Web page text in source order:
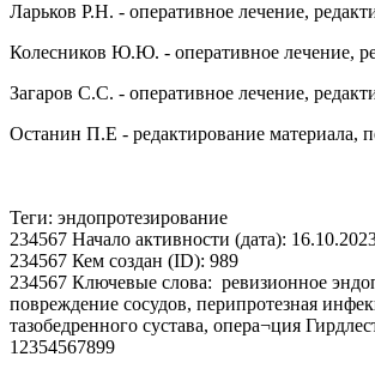
Ларьков Р.Н. - оперативное лечение,
Колесников Ю.Ю. - оперативное лечение,
Загаров С.С. - оперативное лечение,
Останин П.Е - редактирование материала,
Теги: эндопротезирование
234567 Начало активности (дата):
234567 Кем создан (ID): 989
234567 Ключевые слова: ревизионное
повреждение сосудов, перипротезная
тазобедренного сустава, опера¬ция
12354567899